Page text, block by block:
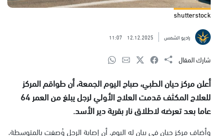
shutterstock
راديو الشمس 12.12.2025
11:07
شارك المقال
أعلن مركز حيان الطبي، صباح اليوم الجمعة، أن طواقم المركز
للعلاج المكثف قدمت العلاج الأولي لرجل يبلغ من العمر 64
عاما بعد تعرضه لاطلاق نار بقرية دير الأسد.
وأضاف مركز حيان في بيان له اليوم، أن إصابة الرجل وُصفت بالمتوسطة،